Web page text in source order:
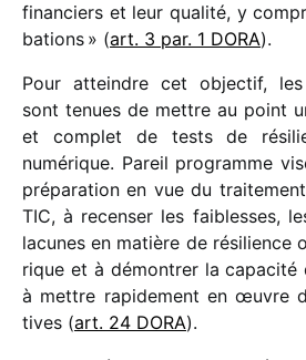
finan­ciers et leur qualité, y
ba­tions » (art. 3 par. 1 DORA).
Pour atteindre cet objec­tif,
sont tenues de mettre au point
et complet de tests de
numé­rique. Pareil programme
prépa­ra­tion en vue du
TIC, à recen­ser les faiblesses,
lacunes en matière de rési­lience
rique et à démon­trer la capa­cité
à mettre rapi­de­ment en œuvre
tives (art. 24 DORA).